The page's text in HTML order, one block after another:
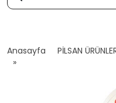
Anasayfa PİLSAN